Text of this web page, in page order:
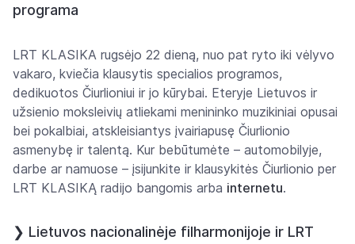
programa
LRT KLASIKA rugsėjo 22 dieną, nuo pat ryto iki vėlyvo
vakaro, kviečia klausytis specialios programos,
dedikuotos Čiurlioniui ir jo kūrybai. Eteryje Lietuvos ir
užsienio moksleivių atliekami menininko muzikiniai opusai
bei pokalbiai, atskleisiantys įvairiapusę Čiurlionio
asmenybę ir talentą. Kur bebūtumėte – automobilyje,
darbe ar namuose – įsijunkite ir klausykitės Čiurlionio per
LRT KLASIKĄ radijo bangomis arba internetu.
❯ Lietuvos nacionalinėje filharmonijoje ir LRT